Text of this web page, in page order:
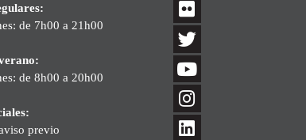
de 7h00 a 21h00
de 8h00 a 20h00
previo